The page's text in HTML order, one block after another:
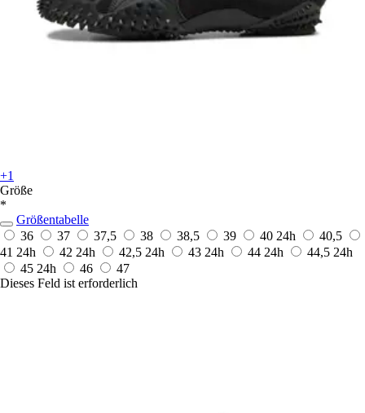
+1
Größe
*
Größentabelle
36
37 37,5 38 38,5 39 40 24h
40,5
41 24h 42 24h 42,5 24h 43 24h 44 24h 44,5 24h
45 24h 46
47
Dieses Feld ist erforderlich